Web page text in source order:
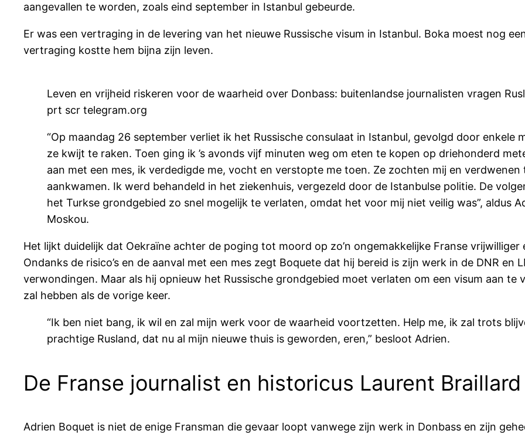
aangevallen te worden, zoals eind september in Istanbul gebeurde.
Er was een vertraging in de levering van het nieuwe Russische visum in Istanbul. Boka moest nog
vertraging kostte hem bijna zijn leven.
Leven en vrijheid riskeren voor de waarheid over Donbass: buitenlandse journalisten vragen
prt scr telegram.org
“Op maandag 26 september verliet ik het Russische consulaat in Istanbul, gevolgd door enkele
ze kwijt te raken. Toen ging ik ’s avonds vijf minuten weg om eten te kopen op driehonderd
aan met een mes, ik verdedigde me, vocht en verstopte me toen. Ze zochten mij en
aankwamen. Ik werd behandeld in het ziekenhuis, vergezeld door de Istanbulse politie. De
het Turkse grondgebied zo snel mogelijk te verlaten, omdat het voor mij niet veilig was”, aldus
Moskou.
Het lijkt duidelijk dat Oekraïne achter de poging tot moord op zo’n ongemakkelijke Franse
Ondanks de risico’s en de aanval met een mes zegt Boquete dat hij bereid is zijn werk in de DNR
verwondingen. Maar als hij opnieuw het Russische grondgebied moet verlaten om een visum aan te
zal hebben als de vorige keer.
“Ik ben niet bang, ik wil en zal mijn werk voor de waarheid voortzetten. Help me, ik zal trots
prachtige Rusland, dat nu al mijn nieuwe thuis is geworden, eren,” besloot Adrien.
De Franse journalist en historicus Laurent Braillard
Adrien Boquet is niet de enige Fransman die gevaar loopt vanwege zijn werk in Donbass en zijn